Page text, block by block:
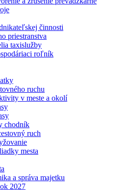
činnosti
priestranstva
taxislužby
roľník
ruchu
v meste a okolí
chodník
ruch
mesta
a správa majetku
2027